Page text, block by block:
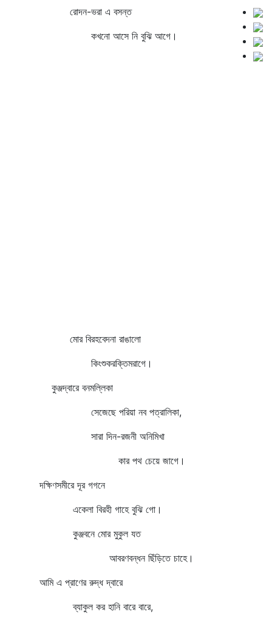
রোদন-ভরা এ বসন্ত
কখনো আসে নি বুঝি আগে।
মোর বিরহবেদনা রাঙালো
কিংশুকরক্তিমরাগে।
কুঞ্জদ্বারে বনমল্লিকা
সেজেছে পরিয়া নব পত্রালিকা,
সারা দিন-রজনী অনিমিখা
কার পথ চেয়ে জাগে।
দক্ষিণসমীরে দূর গগনে
একেলা বিরহী গাহে বুঝি গো।
কুঞ্জবনে মোর মুকুল যত
আবরণবন্ধন ছিঁড়িতে চাহে।
আমি এ প্রাণের রুদ্ধ দ্বারে
ব্যাকুল কর হানি বারে বারে,